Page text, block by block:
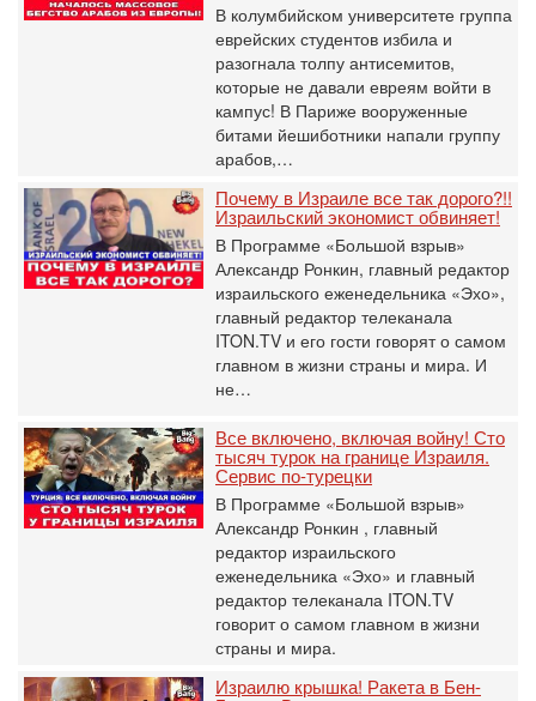
В колумбийском университете группа
еврейских студентов избила и
разогнала толпу антисемитов,
которые не давали евреям войти в
кампус! В Париже вооруженные
битами йешиботники напали группу
арабов,…
Почему в Израиле все так дорого?!!
Израильский экономист обвиняет!
В Программе «Большой взрыв»
Александр Ронкин, главный редактор
израильского еженедельника «Эхо»,
главный редактор телеканала
ITON.TV и его гости говорят о самом
главном в жизни страны и мира. И
не…
Все включено, включая войну! Сто
тысяч турок на границе Израиля.
Сервис по-турецки
В Программе «Большой взрыв»
Александр Ронкин , главный
редактор израильского
еженедельника «Эхо» и главный
редактор телеканала ITON.TV
говорит о самом главном в жизни
страны и мира.
Израилю крышка! Ракета в Бен-